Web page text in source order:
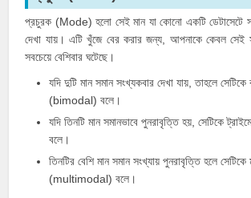
প্রচুরক (Mode) হলো সেই মান যা কোনো একটি ডেটাসেটে
দেখা যায়। এটি খুঁজে বের করার জন্য, আপনাকে কেবল সেই
সবচেয়ে বেশিবার ঘটেছে।
যদি দুটি মান সমান সংখ্যকবার দেখা যায়, তাহলে সেটিকে
(bimodal) বলে।
যদি তিনটি মান সমানভাবে পুনরাবৃত্তি হয়, সেটিকে
বলে।
তিনটির বেশি মান সমান সংখ্যায় পুনরাবৃত্তি হলে সেটিকে
(multimodal) বলে।